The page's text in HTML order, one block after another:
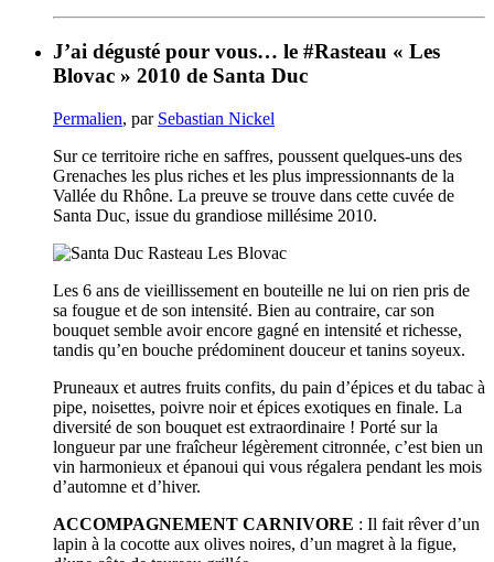
J’ai dégusté pour vous… le #Rasteau « Les
Blovac » 2010 de Santa Duc
Permalien, par Sebastian Nickel
Sur ce territoire riche en saffres, poussent quelques-uns des
Grenaches les plus riches et les plus impressionnants de la
Vallée du Rhône. La preuve se trouve dans cette cuvée de
Santa Duc, issue du grandiose millésime 2010.
Les 6 ans de vieillissement en bouteille ne lui on rien pris de
sa fougue et de son intensité. Bien au contraire, car son
bouquet semble avoir encore gagné en intensité et richesse,
tandis qu’en bouche prédominent douceur et tanins soyeux.
Pruneaux et autres fruits confits, du pain d’épices et du tabac à
pipe, noisettes, poivre noir et épices exotiques en finale. La
diversité de son bouquet est extraordinaire ! Porté sur la
longueur par une fraîcheur légèrement citronnée, c’est bien un
vin harmonieux et épanoui qui vous régalera pendant les mois
d’automne et d’hiver.
ACCOMPAGNEMENT CARNIVORE : Il fait rêver d’un
lapin à la cocotte aux olives noires, d’un magret à la figue,